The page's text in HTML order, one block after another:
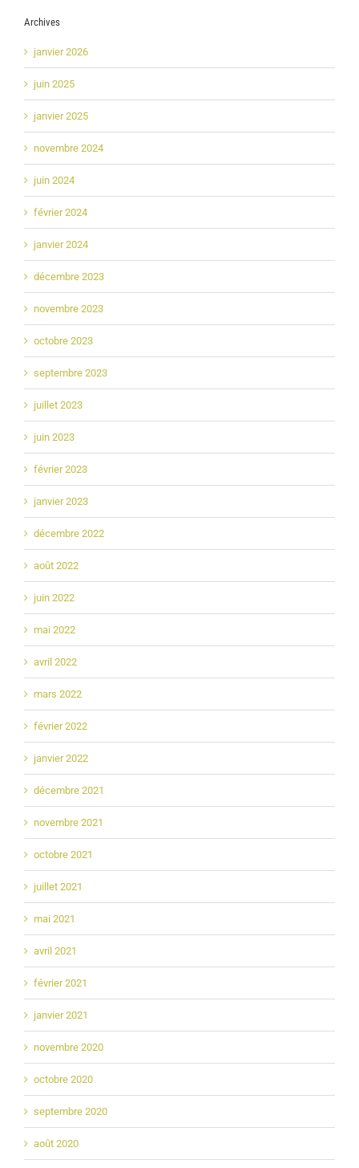
Archives
janvier 2026
juin 2025
janvier 2025
novembre 2024
juin 2024
février 2024
janvier 2024
décembre 2023
novembre 2023
octobre 2023
septembre 2023
juillet 2023
juin 2023
février 2023
janvier 2023
décembre 2022
août 2022
juin 2022
mai 2022
avril 2022
mars 2022
février 2022
janvier 2022
décembre 2021
novembre 2021
octobre 2021
juillet 2021
mai 2021
avril 2021
février 2021
janvier 2021
novembre 2020
octobre 2020
septembre 2020
août 2020